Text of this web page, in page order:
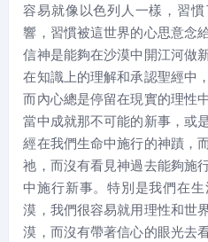
容易就像以色列人一樣，習
響，習慣被這世界的心思意念
信神是能夠在沙漠中開江河做
在知識上的理解和承認聖經中
而內心總是停留在現實的理性
當中成就那不可能的新事，或
經在我們生命中施行的神蹟，
祂，而沒有看見神過去能夠施
中施行新事。特別是我們在
漠，我們很容易就用理性和世
漠，而沒有帶著信心的眼光去